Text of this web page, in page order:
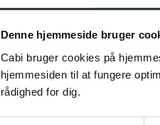
Denne hjemmeside bruger
Cabi bruger cookies på
hjemmesiden til at fungere
rådighed for dig.